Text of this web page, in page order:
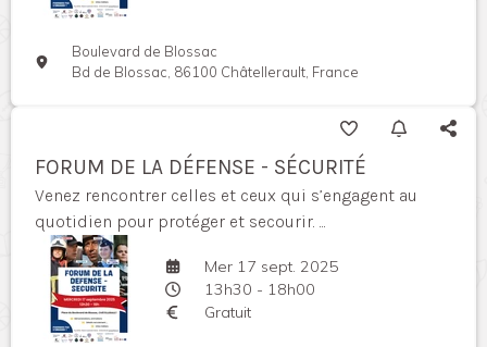
Boulevard de Blossac
Bd de Blossac, 86100 Châtellerault, France
FORUM DE LA DÉFENSE - SÉCURITÉ
Venez rencontrer celles et ceux qui s’engagent au
quotidien pour protéger et secourir. ...
Mer 17 sept. 2025
13h30 - 18h00
Gratuit